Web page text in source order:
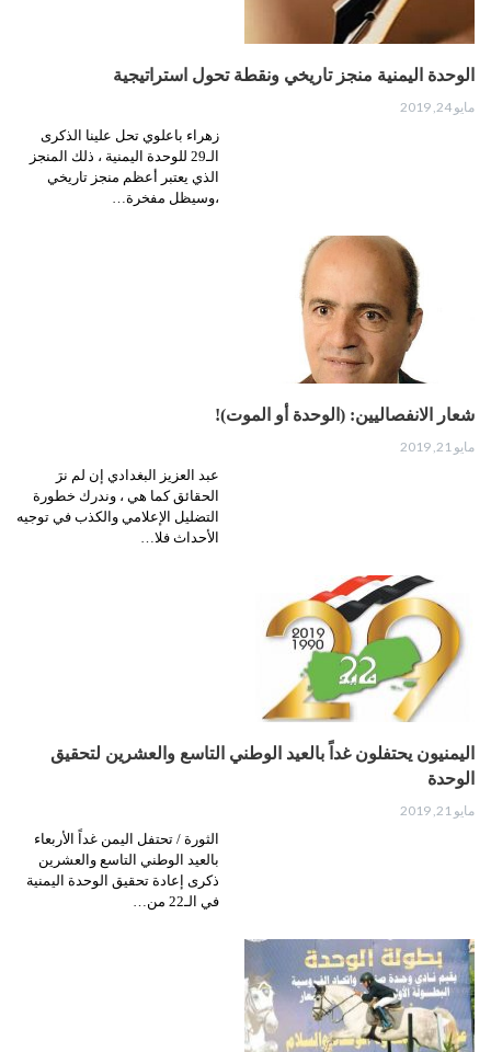
الوحدة اليمنية منجز تاريخي ونقطة تحول استراتيجية
مايو 24, 2019
زهراء باعلوي ‏تحل علينا الذكرى
الـ29 للوحدة اليمنية ، ذلك المنجز
الذي يعتبر أعظم منجز تاريخي
،وسيظل مفخرة…
شعار الانفصاليين: (الوحدة أو الموت)!
مايو 21, 2019
عبد العزيز البغدادي إن لم نرَ
الحقائق كما هي ، وندرك خطورة
التضليل الإعلامي والكذب في توجيه
الأحداث فلا…
اليمنيون يحتفلون غداً بالعيد الوطني التاسع والعشرين لتحقيق
الوحدة
مايو 21, 2019
الثورة / تحتفل اليمن غداً الأربعاء
بالعيد الوطني التاسع والعشرين
ذكرى إعادة تحقيق الوحدة اليمنية
في الـ22 من…